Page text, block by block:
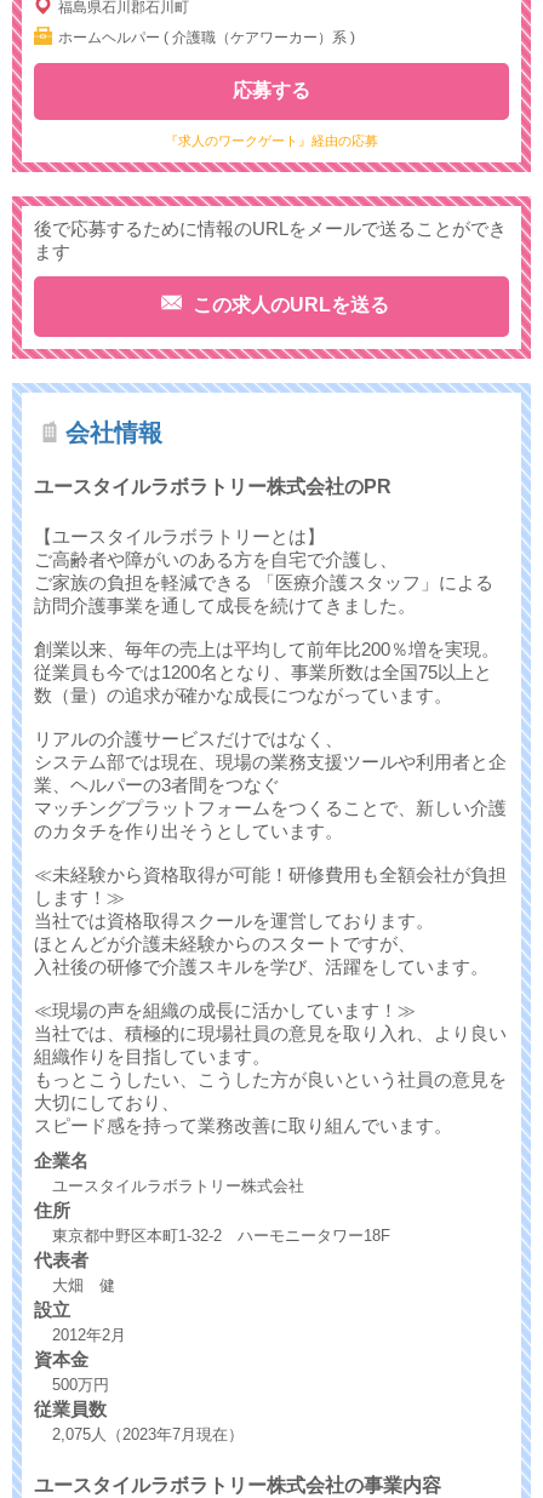
福島県石川郡石川町
ホームヘルパー ( 介護職（ケアワーカー）系 )
『求人のワークゲート』経由の応募
応募する
後で応募するために情報のURLをメールで送ることができ
ます
この求人のURLを送る
会社情報
ユースタイルラボラトリー株式会社のPR
【ユースタイルラボラトリーとは】
ご高齢者や障がいのある方を自宅で介護し、
ご家族の負担を軽減できる 「医療介護スタッフ」による
訪問介護事業を通して成長を続けてきました。
創業以来、毎年の売上は平均して前年比200％増を実現。
従業員も今では1200名となり、事業所数は全国75以上と
数（量）の追求が確かな成長につながっています。
リアルの介護サービスだけではなく、
システム部では現在、現場の業務支援ツールや利用者と企
業、ヘルパーの3者間をつなぐ
マッチングプラットフォームをつくることで、新しい介護
のカタチを作り出そうとしています。
≪未経験から資格取得が可能！研修費用も全額会社が負担
します！≫
当社では資格取得スクールを運営しております。
ほとんどが介護未経験からのスタートですが、
入社後の研修で介護スキルを学び、活躍をしています。
≪現場の声を組織の成長に活かしています！≫
当社では、積極的に現場社員の意見を取り入れ、より良い
組織作りを目指しています。
もっとこうしたい、こうした方が良いという社員の意見を
大切にしており、
スピード感を持って業務改善に取り組んでいます。
企業名
ユースタイルラボラトリー株式会社
住所
東京都中野区本町1-32-2 ハーモニータワー18F
代表者
大畑 健
設立
2012年2月
資本金
500万円
従業員数
2,075人（2023年7月現在）
ユースタイルラボラトリー株式会社の事業内容